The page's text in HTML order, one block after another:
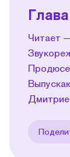
Читает